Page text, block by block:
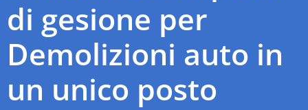
di gesione per
Demolizioni auto in
un unico posto